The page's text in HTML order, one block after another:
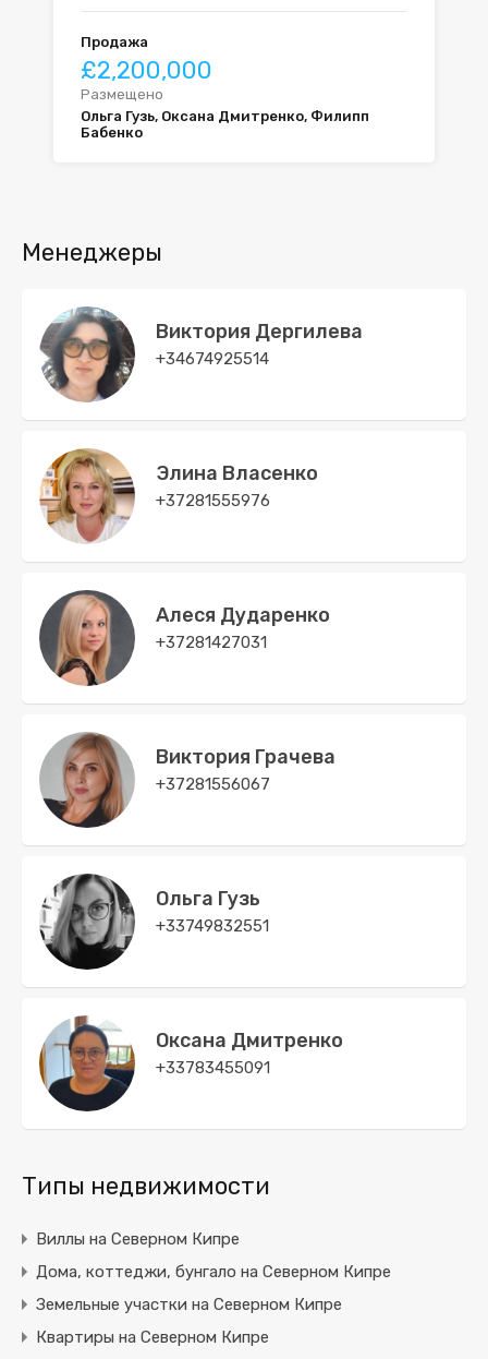
Продажа
£2,200,000
Размещено
Ольга Гузь, Оксана Дмитренко, Филипп
Бабенко
Менеджеры
Виктория Дергилева
+34674925514
Элина Власенко
+37281555976
Алеся Дударенко
+37281427031
Виктория Грачева
+37281556067
Ольга Гузь
+33749832551
Оксана Дмитренко
+33783455091
Типы недвижимости
Виллы на Северном Кипре
Дома, коттеджи, бунгало на Северном Кипре
Земельные участки на Северном Кипре
Квартиры на Северном Кипре